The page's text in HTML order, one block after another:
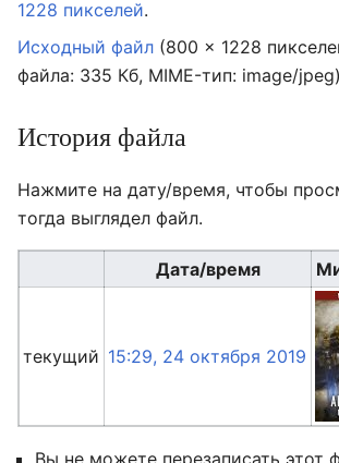
1228 пикселей.
Исходный файл (800 × 1228
файла: 335 Кб, MIME-тип: image/jpeg)
История файла
Нажмите на дату/время, чтобы
тогда выглядел файл.
Дата/время
текущий 15:29, 24 октября 2019
Вы не можете перезаписать этот